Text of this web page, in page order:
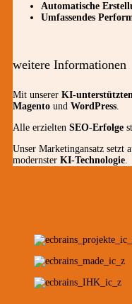
Automatische
Umfassendes
weitere Informationen
Mit unserer KI-
Magento und WordPress
Alle erzielten SEO-Erfolge
Unser Marketingansatz setzt
modernster KI-Technologie